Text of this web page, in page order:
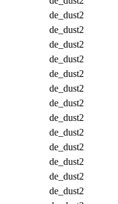
de_dust2
de_dust2
de_dust2
de_dust2
de_dust2
de_dust2
de_dust2
de_dust2
de_dust2
de_dust2
de_dust2
de_dust2
de_dust2